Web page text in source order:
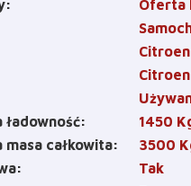
Oferta
Citroen
ładowność
1450
masa całkowita
3500
Tak